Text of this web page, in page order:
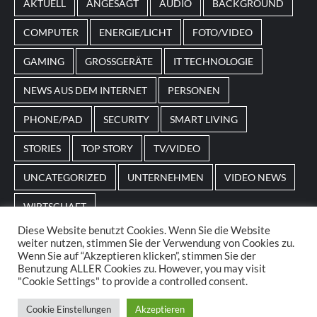
beispielsweise an Feiertage oder besondere Events
angepasst sein.
AKTUELL ANGESAGT AUDIO BACKGROUND
COMPUTER ENERGIE/LICHT FOTO/VIDEO
GAMING GROSSGERÄTE IT TECHNOLOGIE
NEWS AUS DEM INTERNET PERSONEN
PHONE/PAD SECURITY SMART LIVING
STORIES TOP STORY TV/VIDEO
UNCATEGORIZED UNTERNEHMEN VIDEO NEWS
WIRTSCHAFT
Home Impressum AGBs Datenschutz
© 2025. POS Media GmbH. All rights reserved.
Diese Website benutzt Cookies. Wenn Sie die Website
weiter nutzen, stimmen Sie der Verwendung von Cookies zu.
Wenn Sie auf “Akzeptieren klicken”, stimmen Sie der
Benutzung ALLER Cookies zu. However, you may visit
"Cookie Settings" to provide a controlled consent.
Cookie Einstellungen Akzeptieren